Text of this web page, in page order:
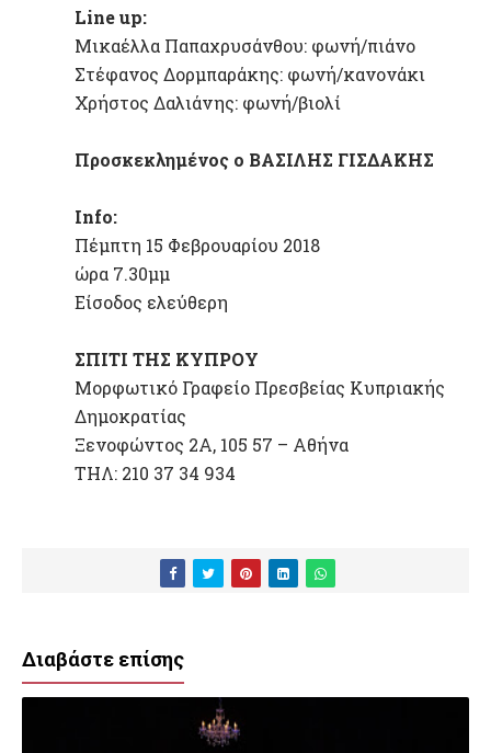
Lineup:
Mικαέλλα Παπαχρυσάνθου: φωνή/πιάνο
Στέφανος Δορμπαράκης: φωνή/κανονάκι
Χρήστος Δαλιάνης: φωνή/βιολί
Προσκεκλημένος ο ΒΑΣΙΛΗΣ ΓΙΣΔΑΚΗΣ
Info:
Πέμπτη 15 Φεβρουαρίου 2018
ώρα 7.30μμ
Είσοδος ελεύθερη
ΣΠΙΤΙ ΤΗΣ ΚΥΠΡΟΥ
Μορφωτικό Γραφείο Πρεσβείας Κυπριακής
Δημοκρατίας
Ξενοφώντος 2Α, 105 57 – Αθήνα
ΤΗΛ: 210 37 34 934
Διαβάστε επίσης